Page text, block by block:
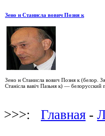
Зено н Станисла вович Позня к
Зено н Станисла вович Позня к (белор.
Станісла вавіч Пазьня к) — белорусский
>>>: Главная -